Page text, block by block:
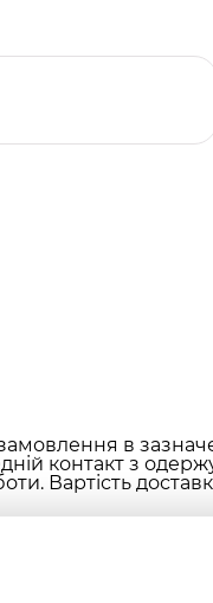
в
контакт з
Вартість